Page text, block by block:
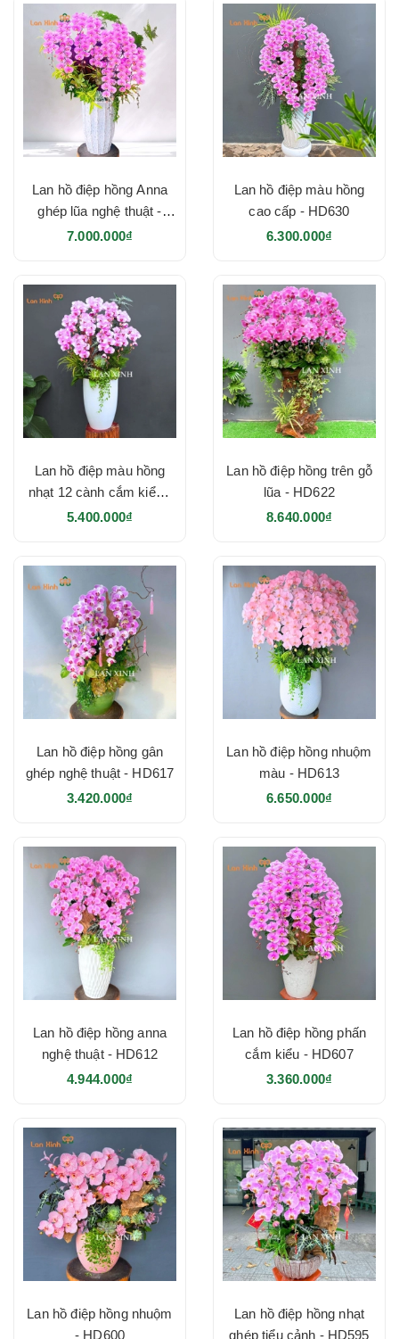
Lan hồ điệp hồng Anna
ghép lũa nghệ thuật -
HD640
7.000.000₫
Lan hồ điệp màu hồng
cao cấp - HD630
6.300.000₫
Lan hồ điệp màu hồng
nhạt 12 cành cắm kiểu -
HD623
5.400.000₫
Lan hồ điệp hồng trên gỗ
lũa - HD622
8.640.000₫
Lan hồ điệp hồng gân
ghép nghệ thuật - HD617
3.420.000₫
Lan hồ điệp hồng nhuộm
màu - HD613
6.650.000₫
Lan hồ điệp hồng anna
nghệ thuật - HD612
4.944.000₫
Lan hồ điệp hồng phấn
cắm kiểu - HD607
3.360.000₫
Lan hồ điệp hồng nhuộm
- HD600
Lan hồ điệp hồng nhạt
ghép tiểu cảnh - HD595